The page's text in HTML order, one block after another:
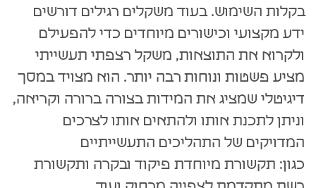
בקלות השימוש. בעוד משקלים רגילים דורשים
ידע מקצועי וכישורים מיוחדים כדי להפעילם
ולקרוא את התוצאות, משקל רצפתי תעשייתי
מציע פשטות ונוחות רבה יותר. הוא מצויד במסך
דיגיטלי שמציג את המידות בצורה ברורה וקריאה,
וניתן לתכנת אותו ולהתאים אותו לצרכים
המדויקים של התהליכים התעשייתיים
כגון: תקשורת מיוחדת פיקוד ובקרה ותקשורת